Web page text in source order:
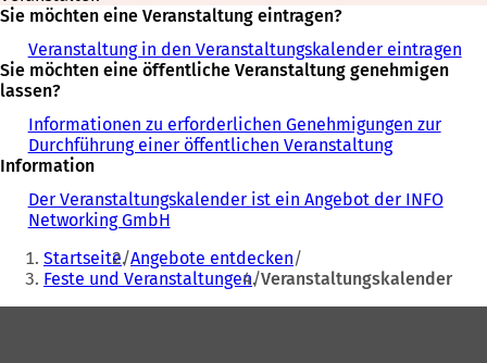
Sie möchten eine Veranstaltung eintragen?
Veranstaltung in den Veranstaltungskalender eintragen
Sie möchten eine öffentliche Veranstaltung genehmigen
lassen?
Informationen zu erforderlichen Genehmigungen zur
Durchführung einer öffentlichen Veranstaltung
Information
Der Veranstaltungskalender ist ein Angebot der INFO
Networking GmbH
Sie
befinden
sich
Startseite Angebote entdecken
Feste und Veranstaltungen Veranstaltungskalender